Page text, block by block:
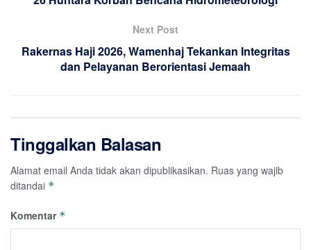
Next Post
Rakernas Haji 2026, Wamenhaj Tekankan Integritas
dan Pelayanan Berorientasi Jemaah
Tinggalkan Balasan
Alamat email Anda tidak akan dipublikasikan. Ruas yang wajib
ditandai *
Komentar *